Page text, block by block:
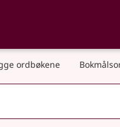
og
ordbøkene